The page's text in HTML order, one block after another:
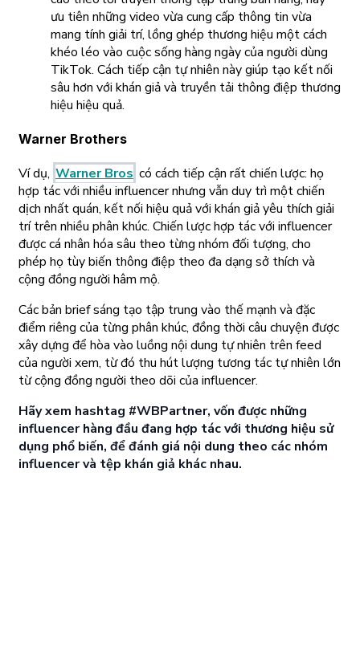
ưu tiên những video vừa cung cấp thông tin vừa
mang tính giải trí, lồng ghép thương hiệu một cách
khéo léo vào cuộc sống hàng ngày của người dùng
TikTok. Cách tiếp cận tự nhiên này giúp tạo kết nối
sâu hơn với khán giả và truyền tải thông điệp thương
hiệu hiệu quả.
Warner Brothers
Ví dụ, Warner Bros có cách tiếp cận rất chiến lược: họ
hợp tác với nhiều influencer nhưng vẫn duy trì một chiến
dịch nhất quán, kết nối hiệu quả với khán giả yêu thích giải
trí trên nhiều phân khúc. Chiến lược hợp tác với influencer
được cá nhân hóa sâu theo từng nhóm đối tượng, cho
phép họ tùy biến thông điệp theo đa dạng sở thích và
cộng đồng người hâm mộ.
Các bản brief sáng tạo tập trung vào thế mạnh và đặc
điểm riêng của từng phân khúc, đồng thời câu chuyện được
xây dựng để hòa vào luồng nội dung tự nhiên trên feed
của người xem, từ đó thu hút lượng tương tác tự nhiên lớn
từ cộng đồng người theo dõi của influencer.
Hãy xem hashtag #WBPartner, vốn được những
influencer hàng đầu đang hợp tác với thương hiệu sử
dụng phổ biến, để đánh giá nội dung theo các nhóm
influencer và tệp khán giả khác nhau.